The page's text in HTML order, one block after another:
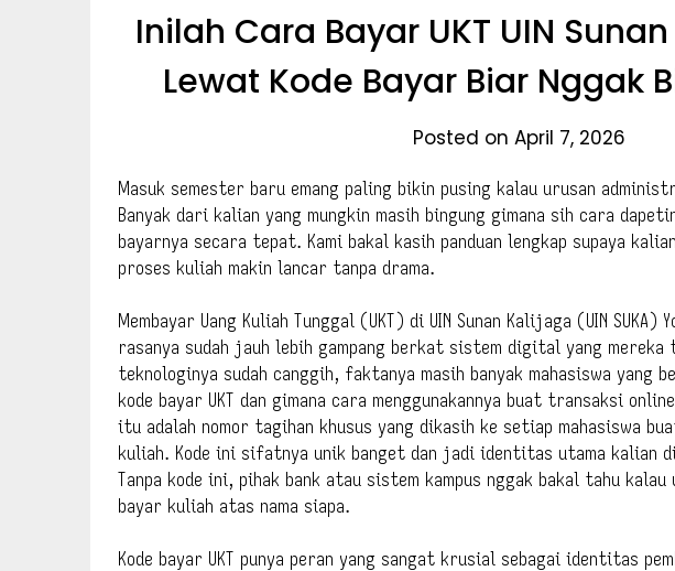
Inilah Cara Bayar UKT UIN
Lewat Kode Bayar Biar Nggak
Posted on April 7, 2026
Masuk semester baru emang paling bikin pusing kalau urusan
Banyak dari kalian yang mungkin masih bingung gimana sih cara
bayarnya secara tepat. Kami bakal kasih panduan lengkap supaya
proses kuliah makin lancar tanpa drama.
Membayar Uang Kuliah Tunggal (UKT) di UIN Sunan Kalijaga (UIN
rasanya sudah jauh lebih gampang berkat sistem digital yang mereka
teknologinya sudah canggih, faktanya masih banyak mahasiswa yang
kode bayar UKT dan gimana cara menggunakannya buat transaksi
itu adalah nomor tagihan khusus yang dikasih ke setiap mahasiswa
kuliah. Kode ini sifatnya unik banget dan jadi identitas utama kalian
Tanpa kode ini, pihak bank atau sistem kampus nggak bakal tahu
bayar kuliah atas nama siapa.
Kode bayar UKT punya peran yang sangat krusial sebagai identitas